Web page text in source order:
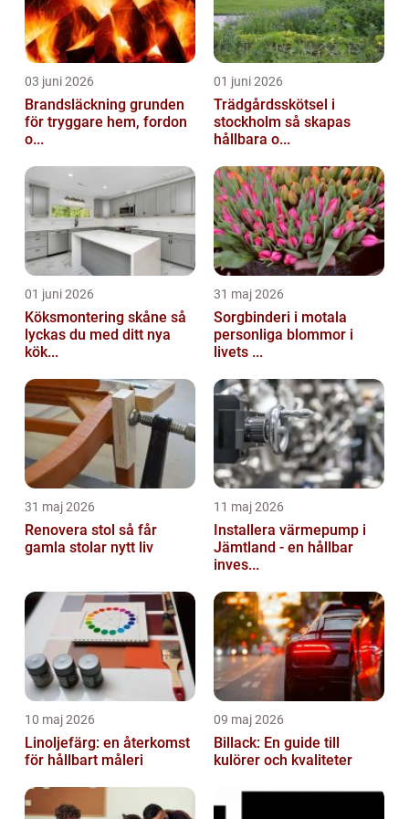
03 juni 2026
Brandsläckning grunden
för tryggare hem, fordon
o...
01 juni 2026
Trädgårdsskötsel i
stockholm så skapas
hållbara o...
01 juni 2026
Köksmontering skåne så
lyckas du med ditt nya
kök...
31 maj 2026
Sorgbinderi i motala
personliga blommor i
livets ...
31 maj 2026
Renovera stol så får
gamla stolar nytt liv
11 maj 2026
Installera värmepump i
Jämtland - en hållbar
inves...
10 maj 2026
Linoljefärg: en återkomst
för hållbart måleri
09 maj 2026
Billack: En guide till
kulörer och kvaliteter